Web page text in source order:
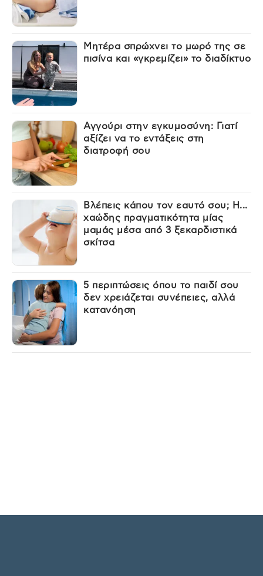
Μητέρα σπρώχνει το μωρό της σε
πισίνα και «γκρεμίζει» το διαδίκτυο
Αγγούρι στην εγκυμοσύνη: Γιατί
αξίζει να το εντάξεις στη
διατροφή σου
Βλέπεις κάπου τον εαυτό σου; Η...
χαώδης πραγματικότητα μίας
μαμάς μέσα από 3 ξεκαρδιστικά
σκίτσα
5 περιπτώσεις όπου το παιδί σου
δεν χρειάζεται συνέπειες, αλλά
κατανόηση